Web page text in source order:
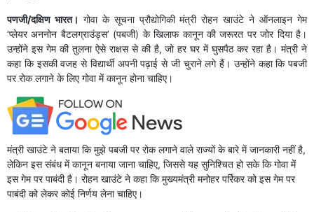
पणजी/दक्षिण भारत। गोवा के सूचना प्रौद्योगिकी मंत्री रोहन खाउंटे ने ऑनलाइन गेम
‘प्लेयर अननोन बैटलग्राउंड्स’ (पबजी) के खिलाफ कानून की जरूरत पर जोर दिया है।
उन्होंने इस गेम की तुलना ऐसे राक्षस से की है, जो हर घर में घुसपैठ कर रहा है। मंत्री ने
कहा कि इसकी वजह से विद्यार्थी अपनी पढ़ाई से जी चुराने लगे हैं। उन्होंने कहा कि पबजी
पर रोक लगाने के लिए गोवा में कानून होना चाहिए।
मंत्री खाउंटे ने बताया कि मुझे पबजी पर रोक लगाने वाले राज्यों के बारे में जानकारी नहीं है,
लेकिन इस संबंध में कानून बनाया जाना चाहिए, जिससे यह सुनिश्चित हो सके कि गोवा में
इस गेम पर पाबंदी है। रोहन खाउंटे ने कहा कि मुख्यमंत्री मनोहर पर्रिकर को इस गेम पर
पाबंदी को लेकर कोई निर्णय लेना चाहिए।